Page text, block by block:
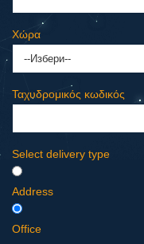
Χώρα
Ταχυδρομικός κωδικός
Select delivery type
Address
Office